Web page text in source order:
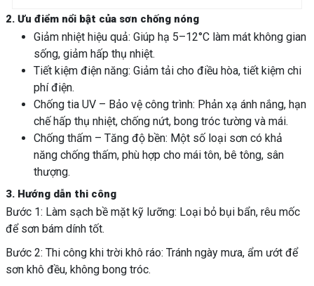
2. Ưu điểm nổi bật của sơn chống nóng
Giảm nhiệt hiệu quả: Giúp hạ 5–12°C làm mát không gian
sống, giảm hấp thụ nhiệt.
Tiết kiệm điện năng: Giảm tải cho điều hòa, tiết kiệm chi
phí điện.
Chống tia UV – Bảo vệ công trình: Phản xạ ánh nắng, hạn
chế hấp thụ nhiệt, chống nứt, bong tróc tường và mái.
Chống thấm – Tăng độ bền: Một số loại sơn có khả
năng chống thấm, phù hợp cho mái tôn, bê tông, sân
thượng.
3. Hướng dẫn thi công
Bước 1: Làm sạch bề mặt kỹ lưỡng: Loại bỏ bụi bẩn, rêu mốc
để sơn bám dính tốt.
Bước 2: Thi công khi trời khô ráo: Tránh ngày mưa, ẩm ướt để
sơn khô đều, không bong tróc.